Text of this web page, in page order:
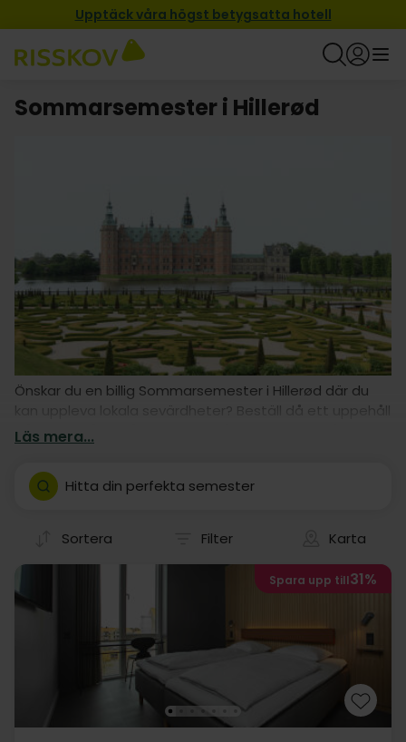
Upptäck våra högst betygsatta hotell
Sommarsemester i Hillerød
Önskar du en billig Sommarsemester i Hillerød där du
kan uppleva lokala sevärdheter? Beställ då ett uppehåll
på ett av våra många hotell! Våra hotelluppehåll är
Hillerød.
Läs mera...
Hitta din perfekta semester
Sortera Filter Karta
Spara upp till31%